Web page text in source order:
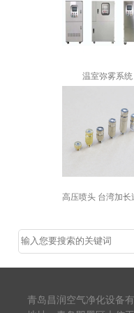
温室弥雾系统
青岛昌润空气净化设备